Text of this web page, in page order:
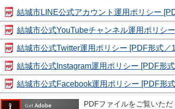
結城市LINE公式アカウント運用ポリシー
結城市公式YouTubeチャンネル運用ポリシ
結城市公式Twitter運用ポリシー [PDF形式／
結城市公式Instagram運用ポリシー [PDF形
結城市公式Facebook運用ポリシー [PDF形
PDFファイルをご覧いただ